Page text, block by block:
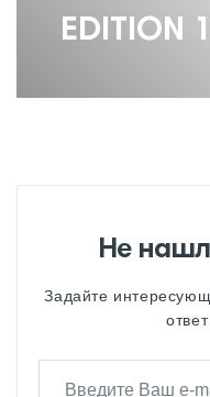
EDITION
Не
Задайте